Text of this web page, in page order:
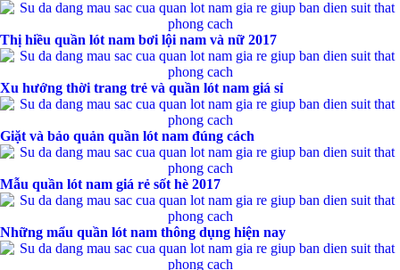
Thị hiều quần lót nam bơi lội nam và nữ 2017
Xu hướng thời trang trẻ và quần lót nam giá sỉ
Giặt và bảo quản quần lót nam đúng cách
Mẫu quần lót nam giá rẻ sốt hè 2017
Những mẩu quần lót nam thông dụng hiện nay